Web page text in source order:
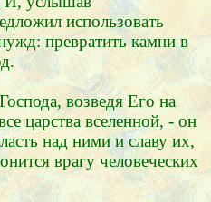
использовать
превратить камни в
возведя Его на
царства вселенной, - он
над ними и славу их,
врагу человеческих